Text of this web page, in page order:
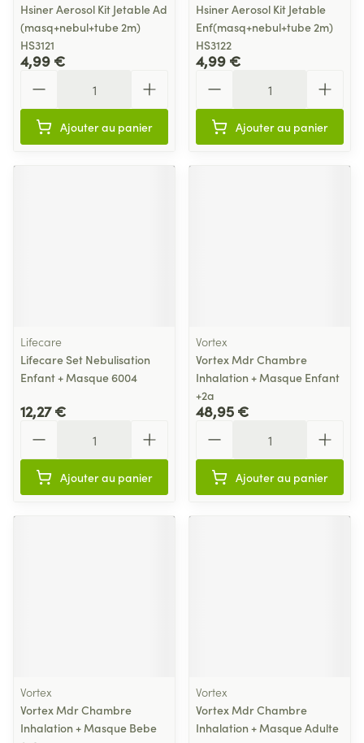
Hsiner Aerosol Kit Jetable Ad
(masq+nebul+tube 2m)
HS3121
4,99 €
Ajouter au panier
Hsiner Aerosol Kit Jetable
Enf(masq+nebul+tube 2m)
HS3122
4,99 €
Ajouter au panier
Lifecare
Lifecare Set Nebulisation
Enfant + Masque 6004
12,27 €
Ajouter au panier
Vortex
Vortex Mdr Chambre
Inhalation + Masque Enfant
+2a
48,95 €
Ajouter au panier
Vortex
Vortex Mdr Chambre
Inhalation + Masque Bebe
Vortex
Vortex Mdr Chambre
Inhalation + Masque Adulte